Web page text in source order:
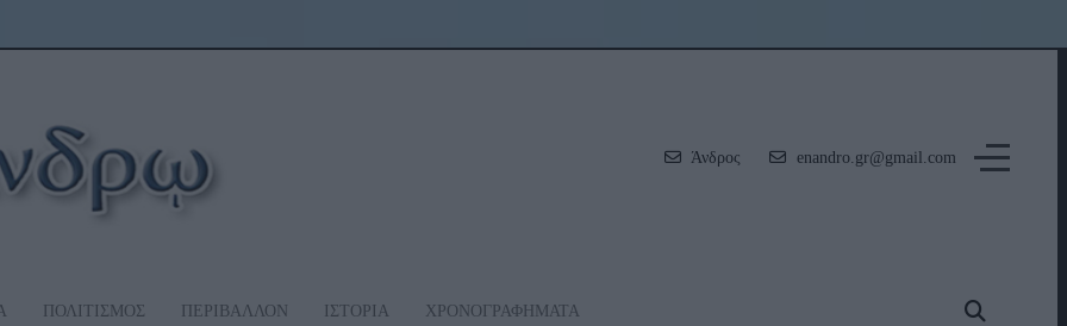
Άνδρος enandro.gr@gmail.com
ΠΟΛΙΤΙΣΜΟΣ ΠΕΡΙΒΑΛΛΟΝ ΙΣΤΟΡΙΑ ΧΡΟΝΟΓΡΑΦΗΜΑΤΑ